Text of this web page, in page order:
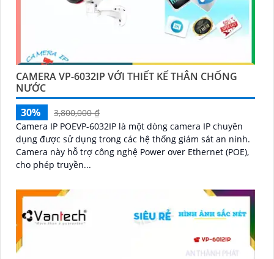
CAMERA VP-6032IP VỚI THIẾT KẾ THÂN CHỐNG
NƯỚC
30%
3,800,000 ₫
Camera IP POEVP-6032IP là một dòng camera IP chuyên
dụng được sử dụng trong các hệ thống giám sát an ninh.
Camera này hỗ trợ công nghệ Power over Ethernet (POE),
cho phép truyền...